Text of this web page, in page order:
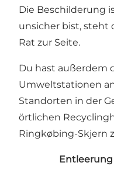
Die Beschilderung
unsicher bist, steht
Rat zur Seite.
Du hast außerdem
Umweltstationen
Standorten in der
örtlichen
Ringkøbing-Skjern